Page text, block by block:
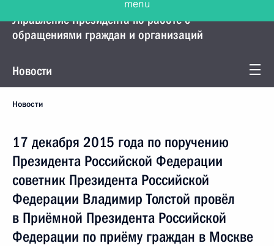
Управление Президента по работе с
обращениями граждан и организаций
Новости
Новости
17 декабря 2015 года по поручению
Президента Российской Федерации
советник Президента Российской
Федерации Владимир Толстой провёл
в Приёмной Президента Российской
Федерации по приёму граждан в Москве